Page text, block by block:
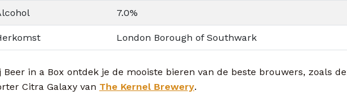
7.0%
London Borough of Southwark
Beer in a Box ontdek je de mooiste bieren van de beste brouwers, zoals
Citra Galaxy van The Kernel Brewery.